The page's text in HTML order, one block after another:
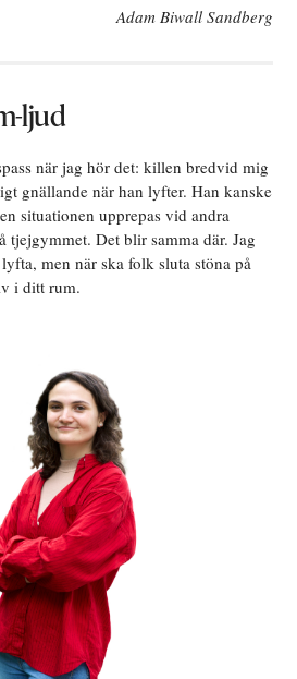
Adam Biwall Sandberg
ljud
när jag hör det: killen bredvid mig
gnällande när han lyfter. Han kanske
situationen upprepas vid andra
tjejgymmet. Det blir samma där. Jag
men när ska folk sluta stöna på
i ditt rum.